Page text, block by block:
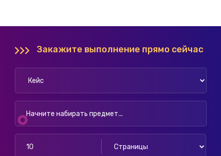
Закажите выполнение прямо сейчас